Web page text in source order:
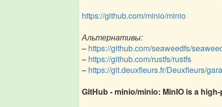
https://github.com/minio/minio
Альтернативы:
–https://github.com/seaweedfs/
–https://github.com/rustfs/rustfs
–https://git.deuxfleurs.fr/Deuxfleurs/
GitHub - minio/minio: MinIO is a